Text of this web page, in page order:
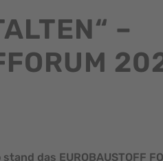
–
das EUROBAUSTOFF